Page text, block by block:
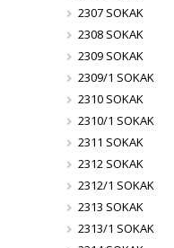
2307 SOKAK
2308 SOKAK
2309 SOKAK
2309/1 SOKAK
2310 SOKAK
2310/1 SOKAK
2311 SOKAK
2312 SOKAK
2312/1 SOKAK
2313 SOKAK
2313/1 SOKAK